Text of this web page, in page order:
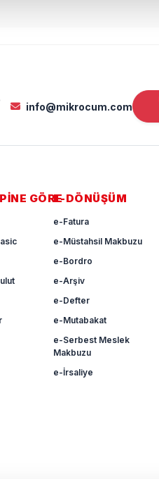
info@mikrocum.com
GÖREE-DÖNÜŞÜM
e-Fatura
e-Müstahsil Makbuzu
e-Bordro
e-Arşiv
e-Defter
e-Mutabakat
e-Serbest Meslek
Makbuzu
e-İrsaliye